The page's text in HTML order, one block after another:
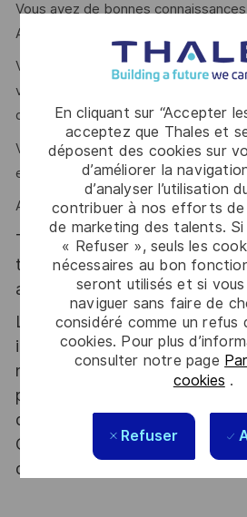
En cliquant sur “Accepter
acceptez que Thales et
déposent des cookies sur
d’améliorer la
d’analyser l’utilisation
contribuer à nos efforts
de marketing des talents.
« Refuser », seuls les
nécessaires au bon
seront utilisés et si
naviguer sans faire de
considéré comme un refus
cookies. Pour plus
consulter notre page
cookies .
Refuser
Vous avez de bonnes
ANSSI.
Vous êtes reconnu(e) pour votre
votre capacité d’analyse et de
des solutions pragmatiques ?
Vous avez de très bonnes
et enjeux métiers ?
Alors ce poste est fait pour vous !
Thales, entreprise Handi-
tous les talents. La diversité
atout. Postulez et rejoignez
Le poste pouvant nécessiter
informations relevant du
nationale, la personne retenue
procédure d’habilitation,
dispositions des articles
Code de la défense et de l’IGI
du 09 août 2021.